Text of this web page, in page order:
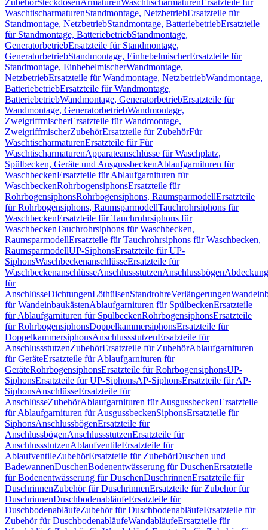
ZubehörSteckdosenArmaturenWaschtischarmaturen Ersatzteile für
WaschtischarmaturenStandmontage, NetzbetriebErsatzteile für
Standmontage, NetzbetriebStandmontage, BatteriebetriebErsatzteile
für Standmontage, BatteriebetriebStandmontage,
GeneratorbetriebErsatzteile für Standmontage,
GeneratorbetriebStandmontage, EinhebelmischerErsatzteile für
Standmontage, EinhebelmischerWandmontage,
NetzbetriebErsatzteile für Wandmontage, NetzbetriebWandmontage,
BatteriebetriebErsatzteile für Wandmontage,
BatteriebetriebWandmontage, GeneratorbetriebErsatzteile für
Wandmontage, GeneratorbetriebWandmontage,
ZweigriffmischerErsatzteile für Wandmontage,
ZweigriffmischerZubehörErsatzteile für ZubehörFür
WaschtischarmaturenErsatzteile für Für
WaschtischarmaturenApparateanschlüsse für Waschplatz,
Spülbecken, Geräte und AusgussbeckenAblaufgarnituren für
WaschbeckenErsatzteile für Ablaufgarnituren für
WaschbeckenRohrbogensiphonsErsatzteile für
RohrbogensiphonsRohrbogensiphons, RaumsparmodellErsatzteile
für Rohrbogensiphons, RaumsparmodellTauchrohrsiphons für
WaschbeckenErsatzteile für Tauchrohrsiphons für
WaschbeckenTauchrohrsiphons für Waschbecken,
RaumsparmodellErsatzteile für Tauchrohrsiphons für Waschbecken,
RaumsparmodellUP-SiphonsErsatzteile für UP-
SiphonsWaschbeckenanschlüsseErsatzteile für
WaschbeckenanschlüsseAnschlussstutzenAnschlussbögen
für
AnschlüsseDichtungenLöthülsenStandrohreVerlängerungen
für WandeinbaukästenAblaufgarnituren für SpülbeckenErsatzteile
für Ablaufgarnituren für SpülbeckenRohrbogensiphonsErsatzteile
für RohrbogensiphonsDoppelkammersiphonsErsatzteile für
DoppelkammersiphonsAnschlussstutzenErsatzteile für
AnschlussstutzenZubehörErsatzteile für ZubehörAblaufgarnituren
für GeräteErsatzteile für Ablaufgarnituren für
GeräteRohrbogensiphonsErsatzteile für RohrbogensiphonsUP-
SiphonsErsatzteile für UP-SiphonsAP-SiphonsErsatzteile für AP-
SiphonsAnschlüsseErsatzteile für
AnschlüsseZubehörAblaufgarnituren für AusgussbeckenErsatzteile
für Ablaufgarnituren für AusgussbeckenSiphonsErsatzteile für
SiphonsAnschlussbögenErsatzteile für
AnschlussbögenAnschlussstutzenErsatzteile für
AnschlussstutzenAblaufventileErsatzteile für
AblaufventileZubehörErsatzteile für ZubehörDuschen und
BadewannenDuschenBodenentwässerung für DuschenErsatzteile
für Bodenentwässerung für DuschenDuschrinnenErsatzteile für
DuschrinnenZubehör für DuschrinnenErsatzteile für Zubehör für
DuschrinnenDuschbodenabläufeErsatzteile für
DuschbodenabläufeZubehör für DuschbodenabläufeErsatzteile für
Zubehör für DuschbodenabläufeWandabläufeErsatzteile für